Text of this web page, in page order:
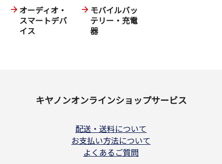
ろう。
また、公式HPから問い合わせしても1週間ほど返信
は高いが、データ通信やアプリの安定性の部分に
不安が残り、個人的には今の状態だと他人には進
金に感じられるぐらい裕福な新しもの好きなら現
状の製品でも十分満足できるだろう。
オーディオ・
スマートデバ
イス
モバイルバッ
テリー・充電
器
キヤノンオンラインショップサービス
配送・送料について
お支払い方法について
よくあるご質問